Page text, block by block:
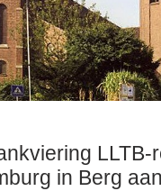
LLTB-
in Berg